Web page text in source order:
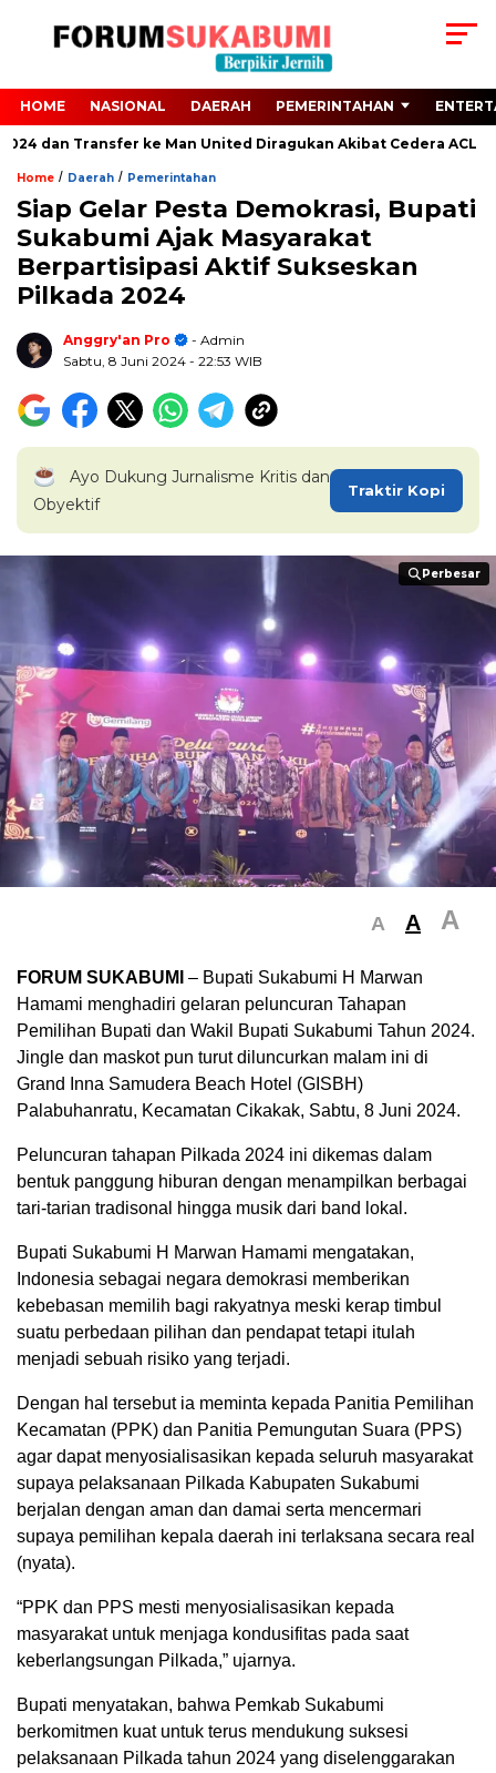
HOME NASIONAL DAERAH PEMERINTAHAN
dan Transfer ke Man United Diragukan Akibat Cedera ACL
Home / Daerah / Pemerintahan
Siap Gelar Pesta Demokrasi, Bupati
Sukabumi Ajak Masyarakat
Berpartisipasi Aktif Sukseskan
Pilkada 2024
Anggry'an Pro
- Admin
Sabtu, 8 Juni 2024 - 22:53 WIB
Ayo Dukung Jurnalisme Kritis dan
Obyektif
Traktir Kopi
Perbesar
Perbesar
A A A
FORUM SUKABUMI – Bupati Sukabumi H Marwan
Hamami menghadiri gelaran peluncuran Tahapan
Pemilihan Bupati dan Wakil Bupati Sukabumi Tahun 2024.
Jingle dan maskot pun turut diluncurkan malam ini di
Grand Inna Samudera Beach Hotel (GISBH)
Palabuhanratu, Kecamatan Cikakak, Sabtu, 8 Juni 2024.
Peluncuran tahapan Pilkada 2024 ini dikemas dalam
bentuk panggung hiburan dengan menampilkan berbagai
tari-tarian tradisonal hingga musik dari band lokal.
Bupati Sukabumi H Marwan Hamami mengatakan,
Indonesia sebagai negara demokrasi memberikan
kebebasan memilih bagi rakyatnya meski kerap timbul
suatu perbedaan pilihan dan pendapat tetapi itulah
menjadi sebuah risiko yang terjadi.
Dengan hal tersebut ia meminta kepada Panitia Pemilihan
Kecamatan (PPK) dan Panitia Pemungutan Suara (PPS)
agar dapat menyosialisasikan kepada seluruh masyarakat
supaya pelaksanaan Pilkada Kabupaten Sukabumi
berjalan dengan aman dan damai serta mencermari
supaya pemilihan kepala daerah ini terlaksana secara real
(nyata).
“PPK dan PPS mesti menyosialisasikan kepada
masyarakat untuk menjaga kondusifitas pada saat
keberlangsungan Pilkada,” ujarnya.
Bupati menyatakan, bahwa Pemkab Sukabumi
berkomitmen kuat untuk terus mendukung suksesi
pelaksanaan Pilkada tahun 2024 yang diselenggarakan